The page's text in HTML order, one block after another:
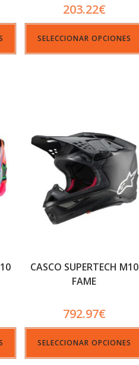
203.22€
SELECCIONAR OPCIONES
CASCO SUPERTECH M10
FAME
792.97€
SELECCIONAR OPCIONES